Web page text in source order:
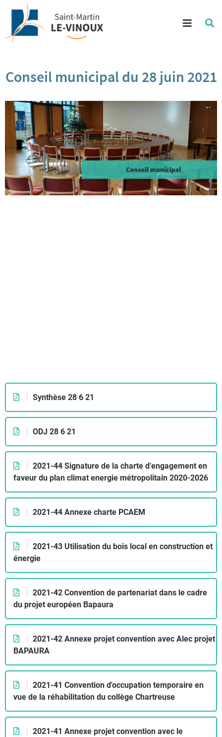
Aller au contenu
Aller à la recherche
Menu
Conseil municipal du 28 juin 2021
2021_06_28
Synthèse 28 6 21
ODJ 28 6 21
2021-44 Signature de la charte d'engagement en
faveur du plan climat energie métropolitain 2020-2026
2021-44 Annexe charte PCAEM
2021-43 Utilisation du bois local en construction et
énergie
2021-42 Convention de partenariat dans le cadre
du projet européen Bapaura
2021-42 Annexe projet convention avec Alec projet
BAPAURA
2021-41 Convention d'occupation temporaire en
vue de la réhabilitation du collège Chartreuse
2021-41 Annexe projet convention avec le